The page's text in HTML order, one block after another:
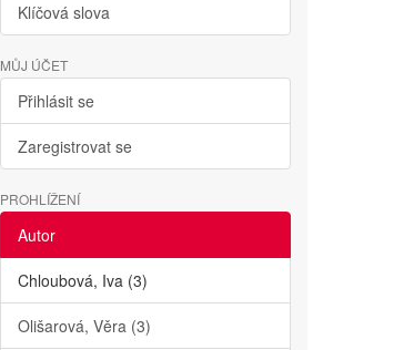
Klíčová slova
MŮJ ÚČET
Přihlásit se
Zaregistrovat se
PROHLÍŽENÍ
Autor
Chloubová, Iva (3)
Olišarová, Věra (3)